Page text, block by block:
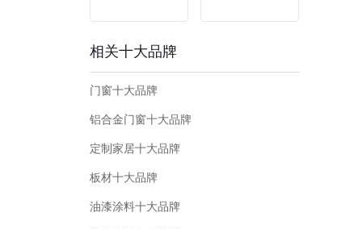
相关十大品牌
门窗十大品牌
铝合金门窗十大品牌
定制家居十大品牌
板材十大品牌
油漆涂料十大品牌